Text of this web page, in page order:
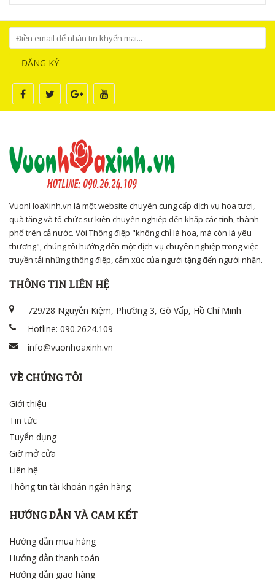
ĐĂNG KÝ
VuonHoaXinh.vn là một website chuyên cung cấp dịch vụ hoa tươi,
quà tặng và tổ chức sự kiện chuyên nghiệp đến khắp các tỉnh, thành
phố trên cả nước. Với Thông điệp "không chỉ là hoa, mà còn là yêu
thương", chúng tôi hướng đến một dịch vụ chuyên nghiệp trong việc
truyền tải những thông điệp, cảm xúc của người tặng đến người nhận.
THÔNG TIN LIÊN HỆ
729/28 Nguyễn Kiệm, Phường 3, Gò Vấp, Hồ Chí Minh
Hotline: 090.2624.109
info@vuonhoaxinh.vn
VỀ CHÚNG TÔI
Giới thiệu
Tin tức
Tuyển dụng
Giờ mở cửa
Liên hệ
Thông tin tài khoản ngân hàng
HƯỚNG DẪN VÀ CAM KẾT
Hướng dẫn mua hàng
Hướng dẫn thanh toán
Hướng dẫn giao hàng